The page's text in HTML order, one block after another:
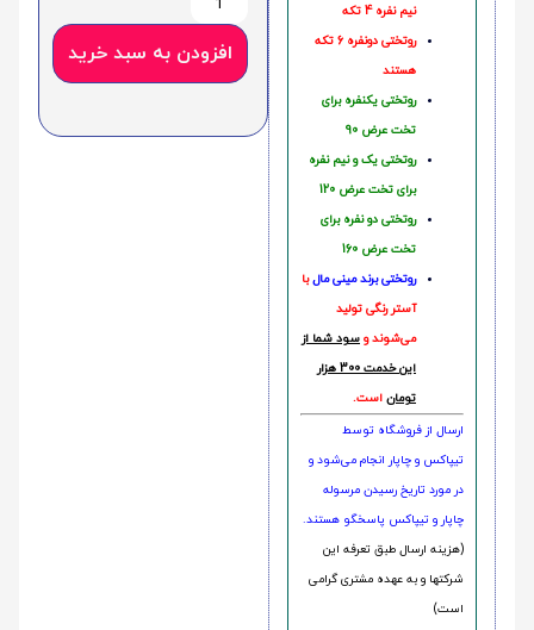
نیم نفره 4 تکه
روتختی دونفره 6 تکه
هستند
روتختی یکنفره برای
تخت عرض 90
روتختی یک و نیم نفره
برای تخت عرض 120
روتختی دو نفره برای
تخت عرض 160
روتختی‌ برند مینی مالبا
آستر رنگی تولید
می‌شوند و سود شما از
این خدمت 300 هزار
تومان است.
ارسال از فروشگاه توسط
تیپاکس و چاپار انجام می‌شود و
در مورد تاریخ رسیدن مرسوله
چاپار و تیپاکس پاسخگو هستند.
(هزینه ارسال طبق تعرفه این
شرکتها و به عهده مشتری گرامی
است)
افزودن به سبد خرید